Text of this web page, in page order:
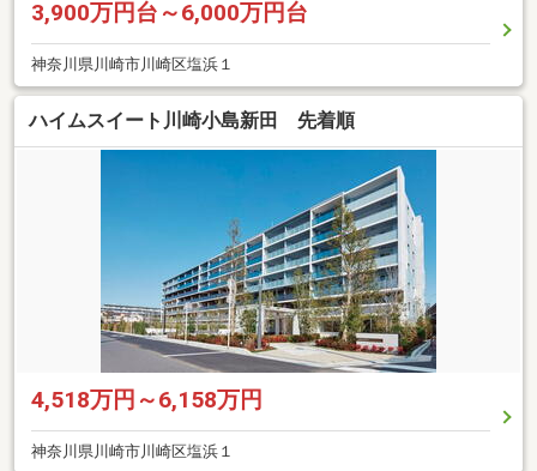
3,900万円台～6,000万円台
神奈川県川崎市川崎区塩浜１
ハイムスイート川崎小島新田 先着順
4,518万円～6,158万円
神奈川県川崎市川崎区塩浜１